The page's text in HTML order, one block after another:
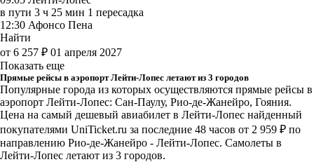
в пути 3 ч 25 мин 1 пересадка
12:30 Афонсо Пена
Найти
от 6 257 ₽ 01 апреля 2027
Показать еще
Прямые рейсы в аэропорт Лейти-Лопес летают из 3 городов
Популярные города из которых осуществляются прямые рейсы в
аэропорт Лейти-Лопес: Сан-Паулу, Рио-де-Жанейро, Гояния.
Цена на самый дешевый авиабилет в Лейти-Лопес найденный
покупателями UniTicket.ru за последние 48 часов от 2 959 ₽ по
направлению Рио-де-Жанейро - Лейти-Лопес. Самолеты в
Лейти-Лопес летают из 3 городов.